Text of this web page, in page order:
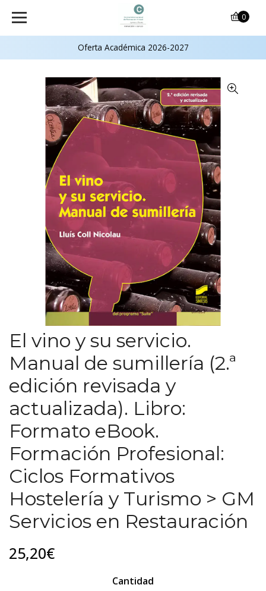
Oferta Académica 2026-2027
0
El vino y su servicio.
Manual de sumillería (2.ª
edición revisada y
actualizada). Libro:
Formato eBook.
Formación Profesional:
Ciclos Formativos
Hostelería y Turismo > GM
Servicios en Restauración
25,20€
Cantidad